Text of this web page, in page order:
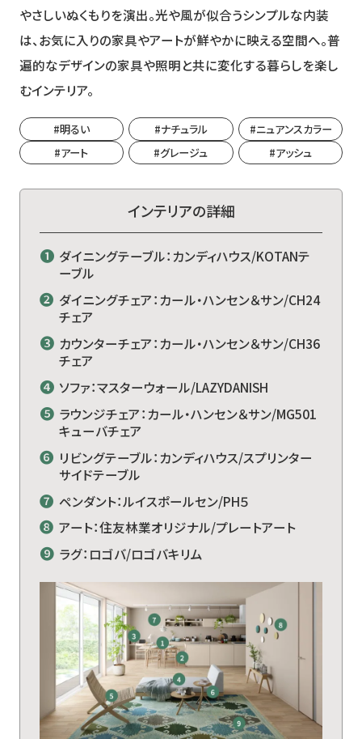
やさしいぬくもりを演出。光や風が似合うシンプルな内装
は、お気に入りの家具やアートが鮮やかに映える空間へ。普
遍的なデザインの家具や照明と共に変化する暮らしを楽し
むインテリア。
#明るい #ナチュラル
#ニュアンスカラー
#アート
#グレージュ #アッシュ
インテリアの詳細
❶ ダイニングテーブル：カンディハウス/KOTANテ
ーブル
❷ ダイニングチェア：カール・ハンセン＆サン/CH24
チェア
❸ カウンターチェア：カール・ハンセン＆サン/CH36
チェア
❹ ソファ：マスターウォール/LAZYDANISH
❺ ラウンジチェア：カール・ハンセン＆サン/MG501
キューバチェア
❻ リビングテーブル：カンディハウス/スプリンター
サイドテーブル
❼ ペンダント：ルイスポールセン/PH５
❽ アート：住友林業オリジナル/プレートアート
❾ ラグ：ロゴバ/ロゴバキリム